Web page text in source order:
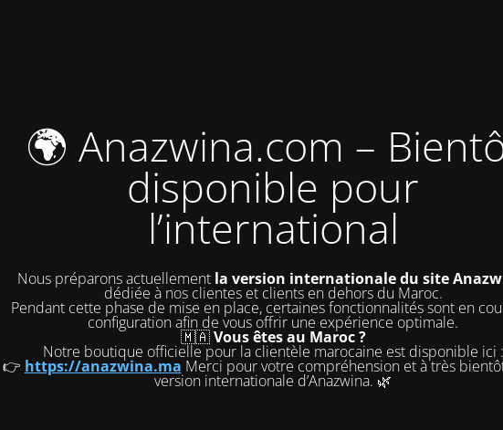
🌍 Anazwina.com –
disponible pour
l’international
Nous préparons actuellement la version internationale du site
dédiée à nos clientes et clients en dehors du Maroc.
Pendant cette phase de mise en place, certaines fonctionnalités sont en
configuration afin de vous offrir une expérience optimale.
🇲🇦Vous êtes au Maroc ?
Notre boutique officielle pour la clientèle marocaine est disponible ici :
👉 https://anazwina.ma Merci pour votre compréhension et à très
version internationale d’Anazwina. 🌿